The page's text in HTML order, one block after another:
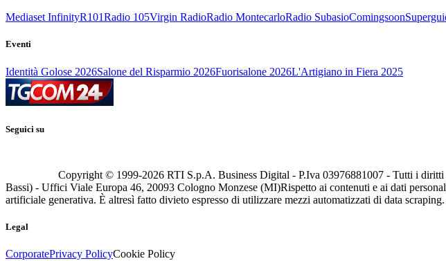
Mediaset InfinityR101Radio 105Virgin RadioRadio MontecarloRadio SubasioComingsoon
Eventi
Identità Golose 2026Salone del Risparmio 2026Fuorisalone 2026L'Artigiano in Fiera 2025
Seguici su
Copyright © 1999-2026 RTI S.p.A. Business Digital - P.Iva 03976881007 - Tutti i
Bassi) - Uffici Viale Europa 46, 20093 Cologno Monzese (MI)Rispetto ai contenuti e ai dati
artificiale generativa. È altresì fatto divieto espresso di utilizzare mezzi automatizzati di data scraping.
Legal
CorporatePrivacy PolicyCookie Policy